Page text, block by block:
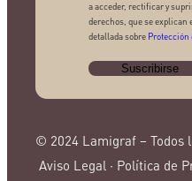
a acceder, rectificar y
derechos, que se
detallada sobre Protección
© 2024 Lamigraf – Todos
Aviso Legal · Política de